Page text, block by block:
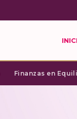
Finanzas en